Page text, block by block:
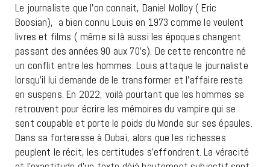
Le journaliste que l’on connait, Daniel Molloy ( Eric
Boosian), a bien connu Louis en 1973 comme le veulent
livres et films ( même si là aussi les époques changent
passant des années 90 aux 70’s). De cette rencontre né
un conflit entre les hommes. Louis attaque le journaliste
lorsqu’il lui demande de le transformer et l’affaire reste
en suspens. En 2022, voilà pourtant que les hommes se
retrouvent pour écrire les mémoires du vampire qui se
sent coupable et porte le poids du Monde sur ses épaules.
Dans sa forteresse à Dubaï, alors que les richesses
peuplent le récit, les certitudes s’effondrent. La véracité